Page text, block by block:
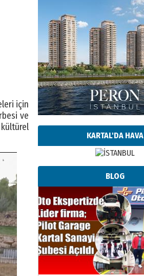
için
ve
kültürel
KARTAL'DA HAVA
BLOG